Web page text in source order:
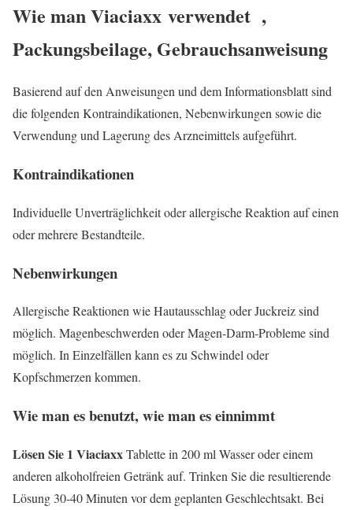
Wie manViaciaxx verwendet ,
Packungsbeilage, Gebrauchsanweisung
Basierend auf den Anweisungen und dem Informationsblatt sind
die folgenden Kontraindikationen, Nebenwirkungen sowie die
Verwendung und Lagerung des Arzneimittels aufgeführt.
Kontraindikationen
Individuelle Unverträglichkeit oder allergische Reaktion auf einen
oder mehrere Bestandteile.
Nebenwirkungen
Allergische Reaktionen wie Hautausschlag oder Juckreiz sind
möglich. Magenbeschwerden oder Magen-Darm-Probleme sind
möglich. In Einzelfällen kann es zu Schwindel oder
Kopfschmerzen kommen.
Wie man es benutzt, wie man es einnimmt
Lösen Sie 1 ViaciaxxTablette in 200 ml Wasser oder einem
anderen alkoholfreien Getränk auf. Trinken Sie die resultierende
Lösung 30-40 Minuten vor dem geplanten Geschlechtsakt. Bei